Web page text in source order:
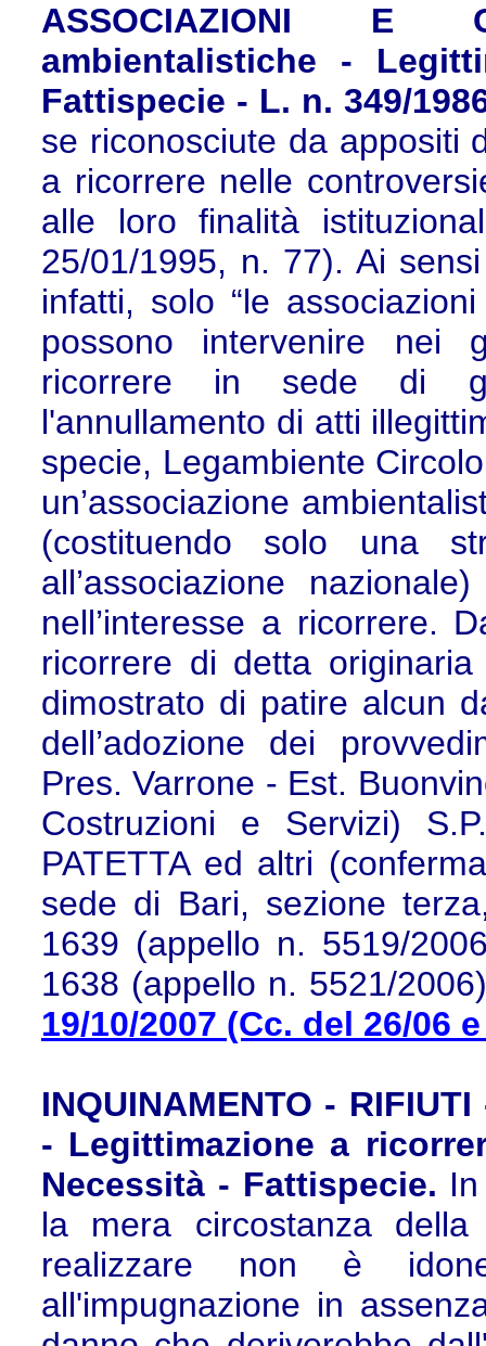
ASSOCIAZIONI E
ambientalistiche -
Fattispecie - L. n. 349/
se riconosciute da appositi
a ricorrere nelle
alle loro finalità
25/01/1995, n. 77). Ai
infatti, solo “le
possono intervenire nei
ricorrere in sede di
l'annullamento di atti
specie, Legambiente
un’associazione
(costituendo solo una
all’associazione
nell’interesse a ricorrere.
ricorrere di detta
dimostrato di patire alcun
dell’adozione dei
Pres. Varrone - Est.
Costruzioni e Servizi)
PATETTA ed altri
sede di Bari, sezione
1639 (appello n. 5519/
1638 (appello n. 5521/
19/10/2007 (Cc. del 26/06
INQUINAMENTO - RIFIUTI
- Legittimazione a
Necessità - Fattispecie.
la mera circostanza
realizzare non è
all'impugnazione in